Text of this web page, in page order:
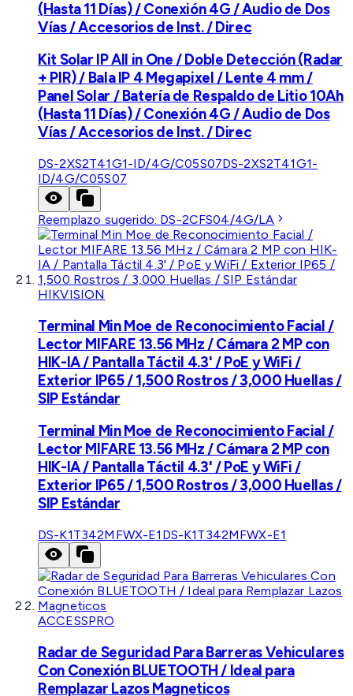
(Hasta 11 Días) / Conexión 4G / Audio de Dos
Vías / Accesorios de Inst. / Direc
Kit Solar IP All in One / Doble Detección (Radar
+ PIR) / Bala IP 4 Megapixel / Lente 4 mm /
Panel Solar / Batería de Respaldo de Litio 10Ah
(Hasta 11 Días) / Conexión 4G / Audio de Dos
Vías / Accesorios de Inst. / Direc
DS-2XS2T41G1-ID/4G/C05S07DS-2XS2T41G1-
ID/4G/C05S07
Reemplazo sugerido: DS-2CFS04/4G/LA
HIKVISION
Terminal Min Moe de Reconocimiento Facial /
Lector MIFARE 13.56 MHz / Cámara 2 MP con
HIK-IA / Pantalla Táctil 4.3' / PoE y WiFi /
Exterior IP65 / 1,500 Rostros / 3,000 Huellas /
SIP Estándar
Terminal Min Moe de Reconocimiento Facial /
Lector MIFARE 13.56 MHz / Cámara 2 MP con
HIK-IA / Pantalla Táctil 4.3' / PoE y WiFi /
Exterior IP65 / 1,500 Rostros / 3,000 Huellas /
SIP Estándar
DS-K1T342MFWX-E1 DS-K1T342MFWX-E1
ACCESSPRO
Radar de Seguridad Para Barreras Vehiculares
Con Conexión BLUETOOTH / Ideal para
Remplazar Lazos Magneticos